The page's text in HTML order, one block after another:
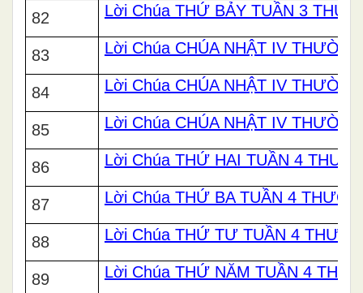
82 Lời Chúa THỨ BẢY TUẦN 3
83 Lời Chúa CHÚA NHẬT IV
84 Lời Chúa CHÚA NHẬT IV
85 Lời Chúa CHÚA NHẬT IV
86 Lời Chúa THỨ HAI TUẦN 4
87 Lời Chúa THỨ BA TUẦN 4
88 Lời Chúa THỨ TƯ TUẦN 4
89 Lời Chúa THỨ NĂM TUẦN 4